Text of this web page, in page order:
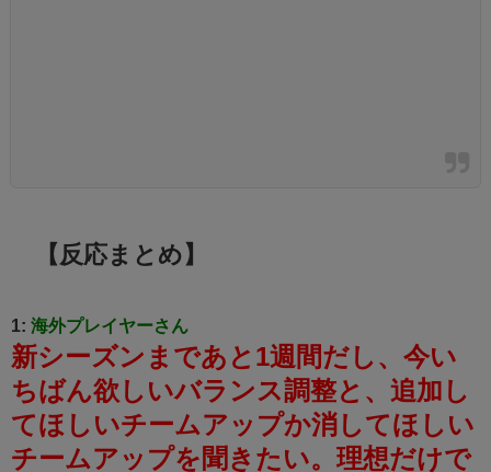
【反応まとめ】
1: 海外プレイヤーさん
新シーズンまであと1週間だし、今い
ちばん欲しいバランス調整と、追加し
てほしいチームアップか消してほしい
チームアップを聞きたい。 理想だけで